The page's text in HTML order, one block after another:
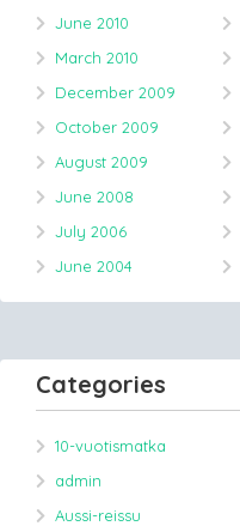
June 2010
March 2010
December 2009
October 2009
August 2009
June 2008
July 2006
June 2004
Categories
10-vuotismatka
admin
Aussi-reissu